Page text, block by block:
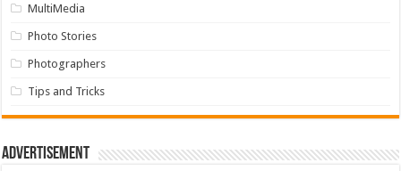
MultiMedia
Photo Stories
Photographers
Tips and Tricks
Advertisement